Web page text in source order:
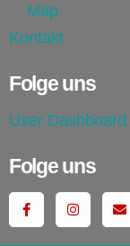
Map
Kontakt
Folge uns
User Dashboard
Folge uns